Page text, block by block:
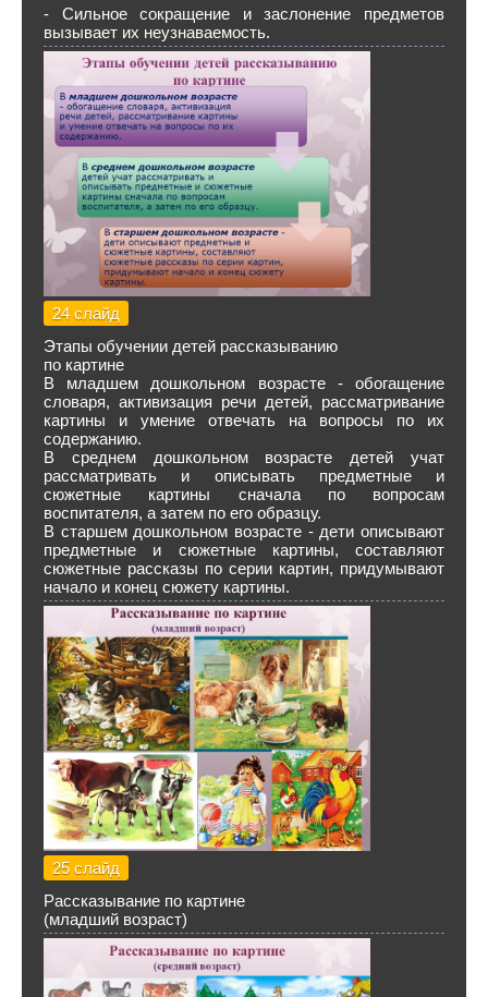
- Сильное сокращение и заслонение предметов
вызывает их неузнаваемость.
24 слайд
Этапы обучении детей рассказыванию
по картине
В младшем дошкольном возрасте - обогащение
словаря, активизация речи детей, рассматривание
картины и умение отвечать на вопросы по их
содержанию.
В среднем дошкольном возрасте детей учат
рассматривать и описывать предметные и
сюжетные картины сначала по вопросам
воспитателя, а затем по его образцу.
В старшем дошкольном возрасте - дети описывают
предметные и сюжетные картины, составляют
сюжетные рассказы по серии картин, придумывают
начало и конец сюжету картины.
25 слайд
Рассказывание по картине
(младший возраст)